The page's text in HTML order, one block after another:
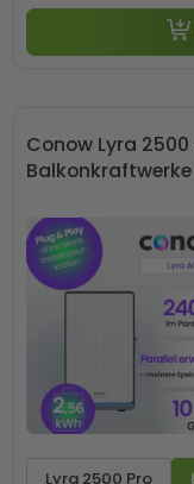
Conow Lyra
Balkonkraftwerke
Lyra 2500 Pro